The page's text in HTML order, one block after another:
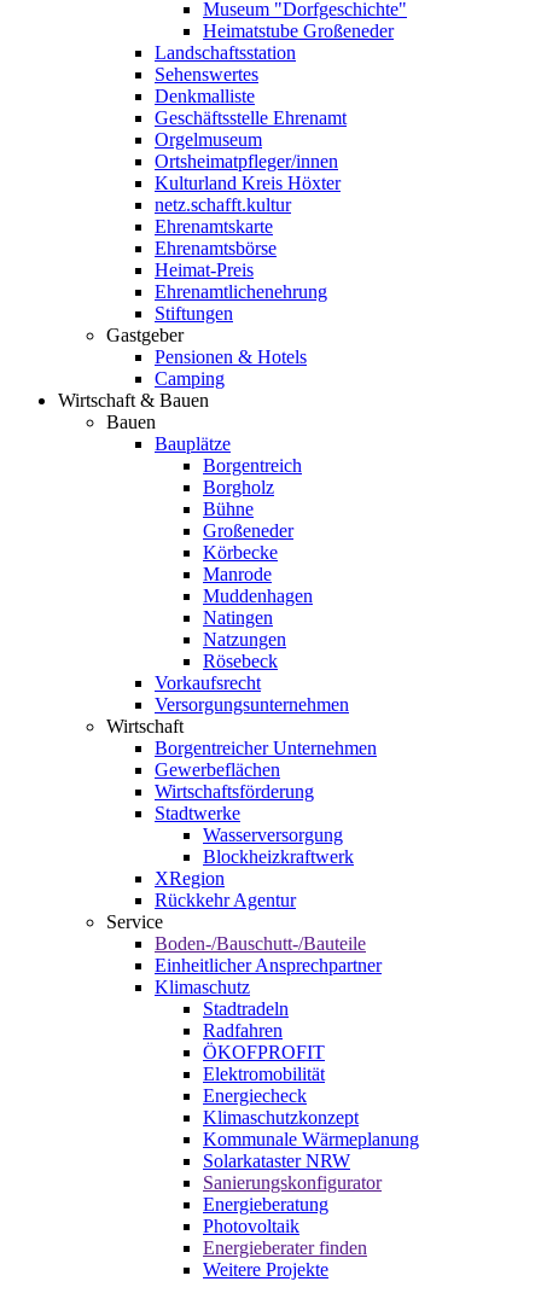
Museum "Dorfgeschichte"
Heimatstube Großeneder
Landschaftsstation
Sehenswertes
Denkmalliste
Geschäftsstelle Ehrenamt
Orgelmuseum
Ortsheimatpfleger/innen
Kulturland Kreis Höxter
netz.schafft.kultur
Ehrenamtskarte
Ehrenamtsbörse
Heimat-Preis
Ehrenamtlichenehrung
Stiftungen
Gastgeber
Pensionen & Hotels
Camping
Wirtschaft & Bauen
Bauen
Bauplätze
Borgentreich
Borgholz
Bühne
Großeneder
Körbecke
Manrode
Muddenhagen
Natingen
Natzungen
Rösebeck
Vorkaufsrecht
Versorgungsunternehmen
Wirtschaft
Borgentreicher Unternehmen
Gewerbeflächen
Wirtschaftsförderung
Stadtwerke
Wasserversorgung
Blockheizkraftwerk
XRegion
Rückkehr Agentur
Service
Boden-/Bauschutt-/Bauteile
Einheitlicher Ansprechpartner
Klimaschutz
Stadtradeln
Radfahren
ÖKOFPROFIT
Elektromobilität
Energiecheck
Klimaschutzkonzept
Kommunale Wärmeplanung
Solarkataster NRW
Sanierungskonfigurator
Energieberatung
Photovoltaik
Energieberater finden
Weitere Projekte